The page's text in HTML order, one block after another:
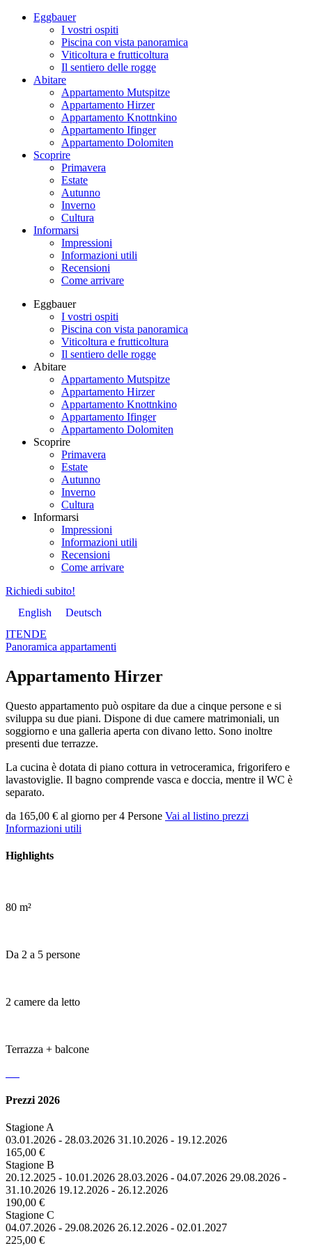
Eggbauer
I vostri ospiti
Piscina con vista panoramica
Viticoltura e frutticoltura
Il sentiero delle rogge
Abitare
Appartamento Mutspitze
Appartamento Hirzer
Appartamento Knottnkino
Appartamento Ifinger
Appartamento Dolomiten
Scoprire
Primavera
Estate
Autunno
Inverno
Cultura
Informarsi
Impressioni
Informazioni utili
Recensioni
Come arrivare
Eggbauer
I vostri ospiti
Piscina con vista panoramica
Viticoltura e frutticoltura
Il sentiero delle rogge
Abitare
Appartamento Mutspitze
Appartamento Hirzer
Appartamento Knottnkino
Appartamento Ifinger
Appartamento Dolomiten
Scoprire
Primavera
Estate
Autunno
Inverno
Cultura
Informarsi
Impressioni
Informazioni utili
Recensioni
Come arrivare
Richiedi subito!
English
Deutsch
ITENDE
Panoramica appartamenti
Appartamento Hirzer
Questo appartamento può ospitare da due a cinque persone e si
sviluppa su due piani. Dispone di due camere matrimoniali, un
soggiorno e una galleria aperta con divano letto. Sono inoltre
presenti due terrazze.
La cucina è dotata di piano cottura in vetroceramica, frigorifero e
lavastoviglie. Il bagno comprende vasca e doccia, mentre il WC è
separato.
da 165,00 € al giorno per 4 Persone Vai al listino prezzi
Informazioni utili
Highlights
80 m²
Da 2 a 5 persone
2 camere da letto
Terrazza + balcone
Prezzi 2026
Stagione A
03.01.2026 - 28.03.2026 31.10.2026 - 19.12.2026
165,00 €
Stagione B
20.12.2025 - 10.01.2026 28.03.2026 - 04.07.2026 29.08.2026 -
31.10.2026 19.12.2026 - 26.12.2026
190,00 €
Stagione C
04.07.2026 - 29.08.2026 26.12.2026 - 02.01.2027
225,00 €